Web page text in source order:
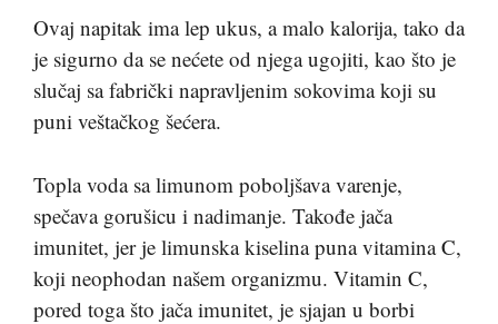
Ovaj napitak ima lep ukus, a malo kalorija, tako da
je sigurno da se nećete od njega ugojiti, kao što je
slučaj sa fabrički napravljenim sokovima koji su
puni veštačkog šećera.
Topla voda sa limunom poboljšava varenje,
spečava gorušicu i nadimanje. Takođe jača
imunitet, jer je limunska kiselina puna vitamina C,
koji neophodan našem organizmu. Vitamin C,
pored toga što jača imunitet, je sjajan u borbi